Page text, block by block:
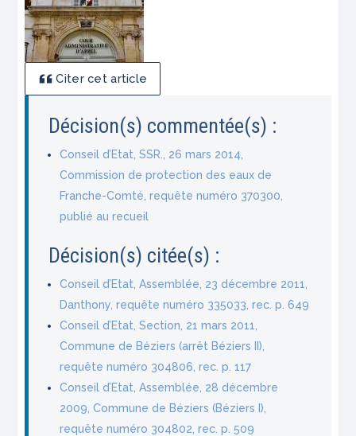
Citer cet article
Décision(s) commentée(s) :
Conseil d’Etat, SSR., 26 mars 2014,
Commission de protection des eaux de
Franche-Comté, requête numéro 370300,
publié au recueil
Décision(s) citée(s) :
Conseil d’Etat, Assemblée, 23 décembre 2011,
Danthony, requête numéro 335033, rec. p. 649
Conseil d’Etat, Section, 21 mars 2011,
Commune de Béziers (arrêt Béziers II),
requête numéro 304806, rec. p. 117
Conseil d’Etat, Assemblée, 28 décembre
2009, Commune de Béziers (Béziers I),
requête numéro 304802, rec. p. 509